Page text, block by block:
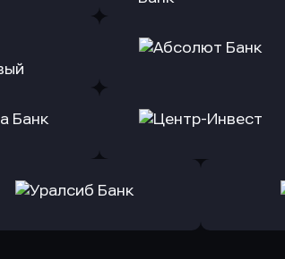
заявку
Банк
Оправить заявку
заявку
Оправить заявку
заявку